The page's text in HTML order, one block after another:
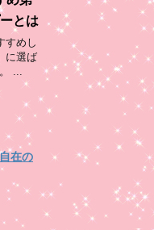
とは
すめし
に選ば
...
在の